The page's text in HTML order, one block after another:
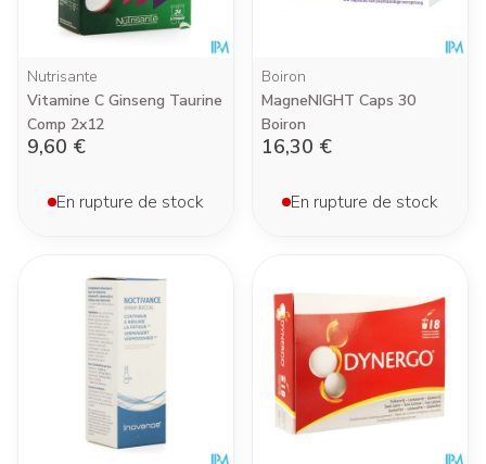
Nutrisante
Vitamine C Ginseng Taurine
Comp 2x12
9,60 €
En rupture de stock
Boiron
MagneNIGHT Caps 30
Boiron
16,30 €
En rupture de stock